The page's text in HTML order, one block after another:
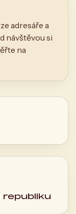
adresáře a
návštěvou si
na
republiku